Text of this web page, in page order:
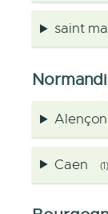
saint
Alençon
Caen (1)